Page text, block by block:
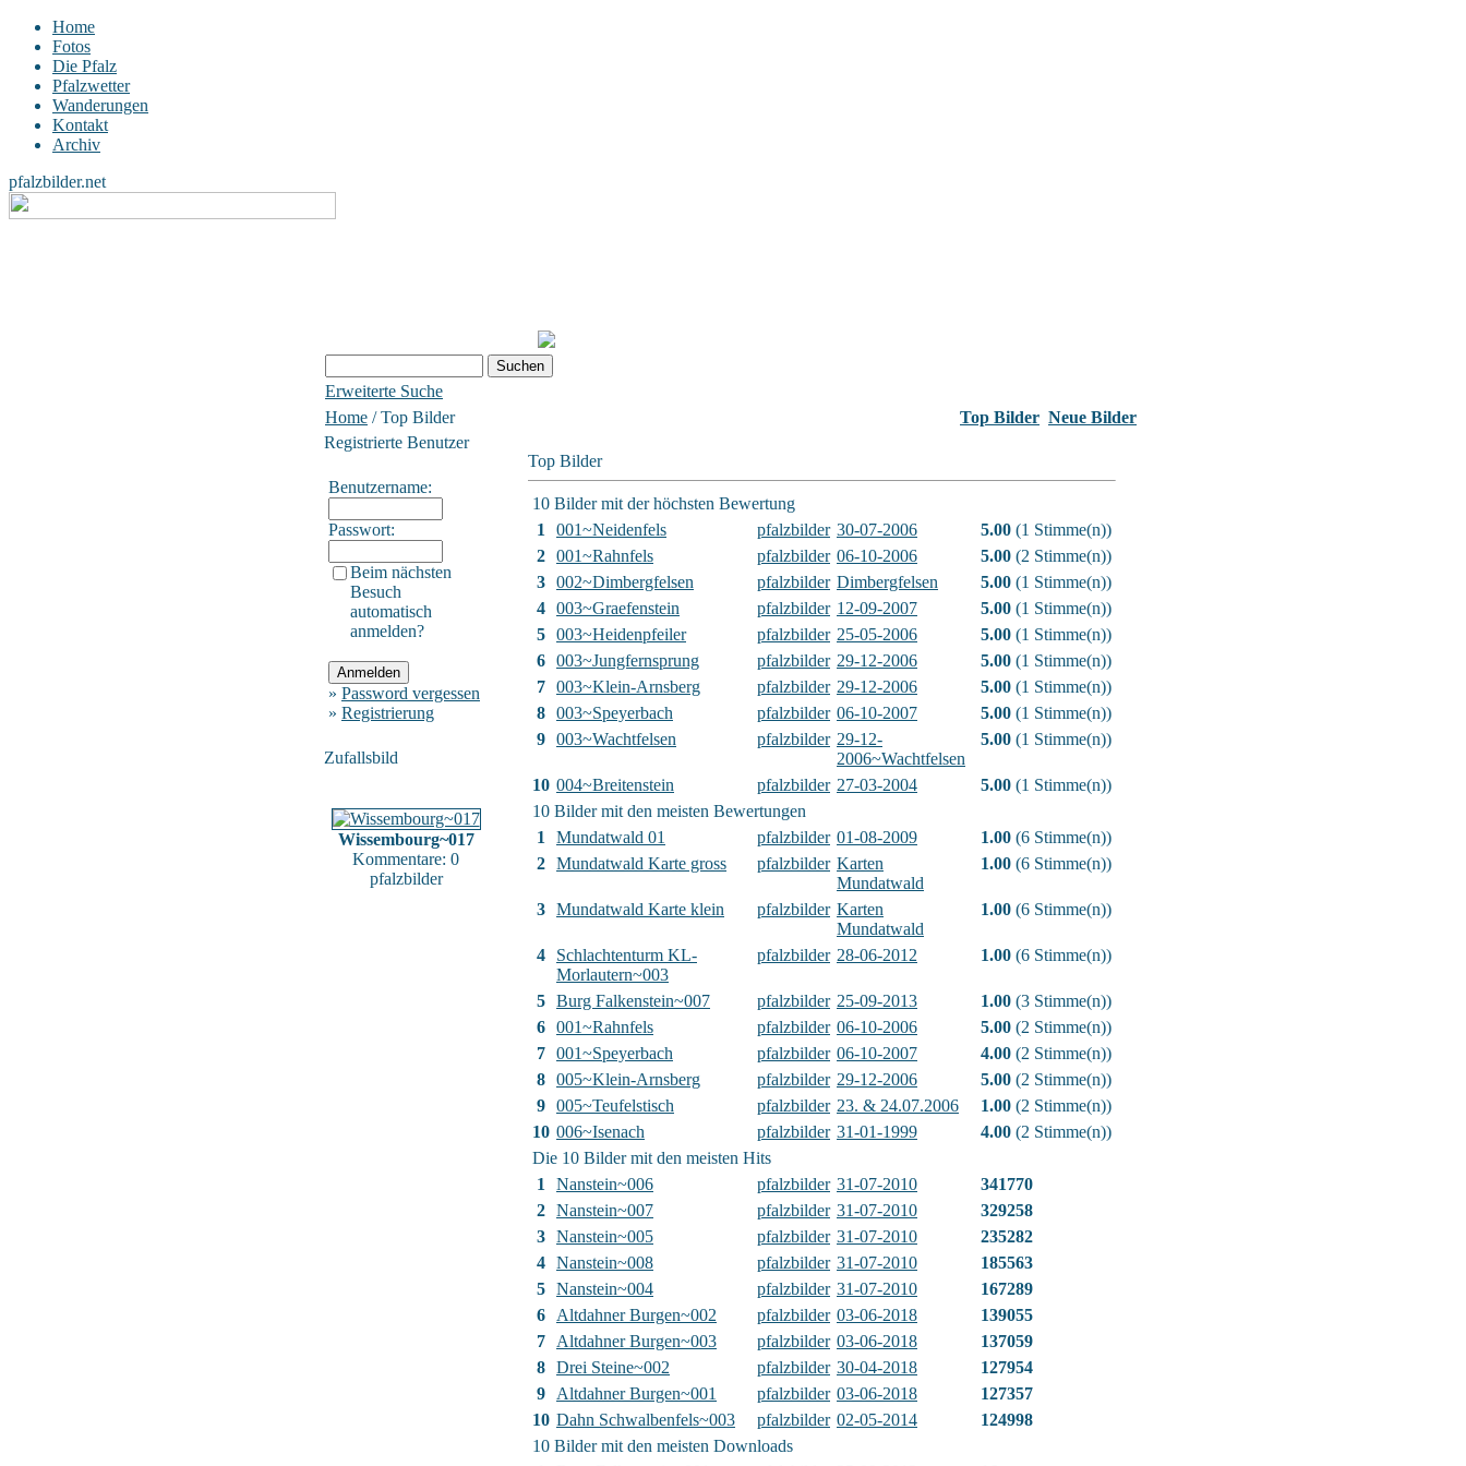
Home
Fotos
Die Pfalz
Pfalzwetter
Wanderungen
Kontakt
Archiv
pfalzbilder.net
Erweiterte Suche
Home / Top Bilder Top Bilder Neue Bilder
Registrierte Benutzer
Benutzername:
Passwort:
Beim nächsten
Besuch
automatisch
anmelden?
» Password vergessen
» Registrierung
Zufallsbild
Wissembourg~017
Kommentare: 0
pfalzbilder
Top Bilder
10 Bilder mit der höchsten Bewertung
1
001~Neidenfels pfalzbilder 30-07-2006 5.00 (1 Stimme(n))
2 001~Rahnfels pfalzbilder 06-10-2006 5.00 (2 Stimme(n))
3 002~Dimbergfelsen pfalzbilder Dimbergfelsen 5.00 (1 Stimme(n))
4 003~Graefenstein pfalzbilder 12-09-2007 5.00 (1 Stimme(n))
5 003~Heidenpfeiler pfalzbilder 25-05-2006 5.00 (1 Stimme(n))
6 003~Jungfernsprung pfalzbilder 29-12-2006 5.00 (1 Stimme(n))
7 003~Klein-Arnsberg pfalzbilder 29-12-2006 5.00 (1 Stimme(n))
8 003~Speyerbach pfalzbilder 06-10-2007 5.00 (1 Stimme(n))
9 003~Wachtfelsen pfalzbilder 29-12-
2006~Wachtfelsen
5.00 (1 Stimme(n))
10 004~Breitenstein pfalzbilder 27-03-2004 5.00 (1 Stimme(n))
10 Bilder mit den meisten Bewertungen
1
Mundatwald 01 pfalzbilder 01-08-2009 1.00 (6 Stimme(n))
2 Mundatwald Karte gross pfalzbilder Karten
Mundatwald
1.00 (6 Stimme(n))
3 Mundatwald Karte klein pfalzbilder Karten
Mundatwald
1.00 (6 Stimme(n))
4
Schlachtenturm KL-
Morlautern~003
pfalzbilder 28-06-2012 1.00 (6 Stimme(n))
5 Burg Falkenstein~007 pfalzbilder 25-09-2013 1.00 (3 Stimme(n))
6 001~Rahnfels pfalzbilder 06-10-2006 5.00 (2 Stimme(n))
7 001~Speyerbach pfalzbilder 06-10-2007 4.00 (2 Stimme(n))
8 005~Klein-Arnsberg pfalzbilder 29-12-2006 5.00 (2 Stimme(n))
9 005~Teufelstisch pfalzbilder 23. & 24.07.2006 1.00 (2 Stimme(n))
10 006~Isenach pfalzbilder 31-01-1999 4.00 (2 Stimme(n))
Die 10 Bilder mit den meisten Hits
1
Nanstein~006 pfalzbilder 31-07-2010
341770
2 Nanstein~007 pfalzbilder 31-07-2010
329258
3 Nanstein~005 pfalzbilder 31-07-2010
235282
4 Nanstein~008 pfalzbilder 31-07-2010
185563
5 Nanstein~004 pfalzbilder 31-07-2010
167289
6
Altdahner Burgen~002 pfalzbilder 03-06-2018
139055
7
Altdahner Burgen~003 pfalzbilder 03-06-2018
137059
8 Drei Steine~002 pfalzbilder 30-04-2018
127954
9
Altdahner Burgen~001 pfalzbilder 03-06-2018
127357
10 Dahn Schwalbenfels~003 pfalzbilder 02-05-2014
124998
10 Bilder mit den meisten Downloads